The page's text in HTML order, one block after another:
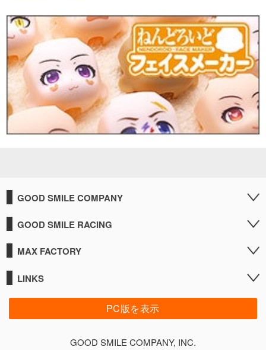
GOOD SMILE COMPANY
GOOD SMILE RACING
MAX FACTORY
LINKS
PC版を表示
GOOD SMILE COMPANY, INC.